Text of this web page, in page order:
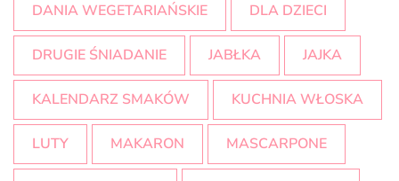
DANIA WEGETARIAŃSKIE DLA DZIECI
DRUGIE ŚNIADANIE JABŁKA JAJKA
KALENDARZ SMAKÓW KUCHNIA WŁOSKA
LUTY MAKARON MASCARPONE